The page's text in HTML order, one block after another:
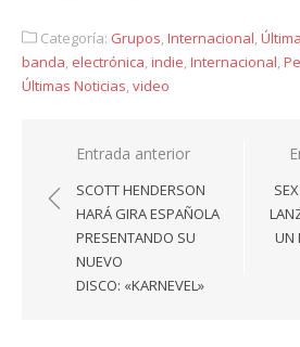
Categoría: Grupos Internacional
banda electrónica indie Internacional
Últimas Noticias video
Navegación
de
entradas
Entrada anterior
SCOTT HENDERSON
HARÁ GIRA ESPAÑOLA
PRESENTANDO SU
NUEVO
DISCO: «KARNEVEL»
UN